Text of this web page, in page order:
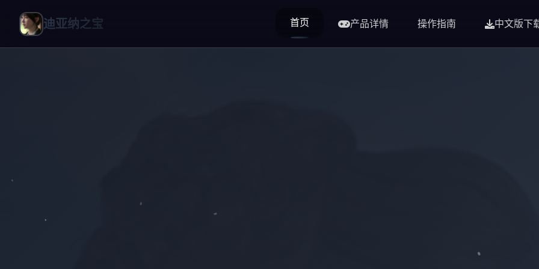
迪亚纳之宝 首页 产品详情 操作指南 中文版下